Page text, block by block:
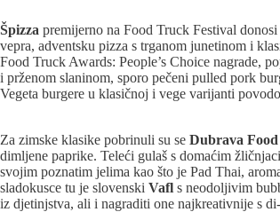
Špizza premijerno na Food Truck Festival
vepra, adventsku pizza s trganom junetinom i
Food Truck Awards: People’s Choice nagrade,
i prženom slaninom, sporo pečeni pulled pork
Vegeta burgere u klasičnoj i vege varijanti
Za zimske klasike pobrinuli su se Dubrava
dimljene paprike. Teleći gulaš s domaćim
svojim poznatim jelima kao što je Pad Thai,
sladokusce tu je slovenski Vafl s neodoljivim
iz djetinjstva, ali i nagraditi one najkreativnije s